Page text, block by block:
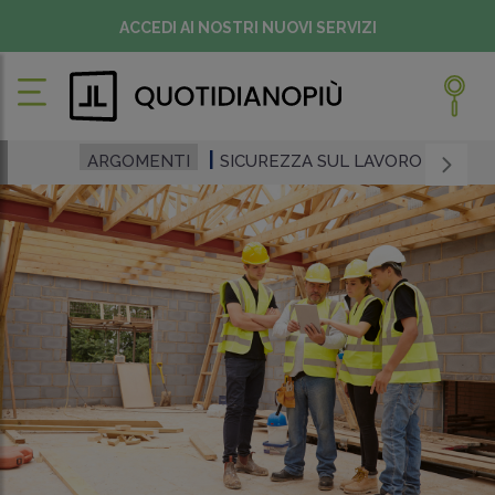
ACCEDI AI NOSTRI NUOVI SERVIZI
ARGOMENTI SICUREZZA SUL LAVORO